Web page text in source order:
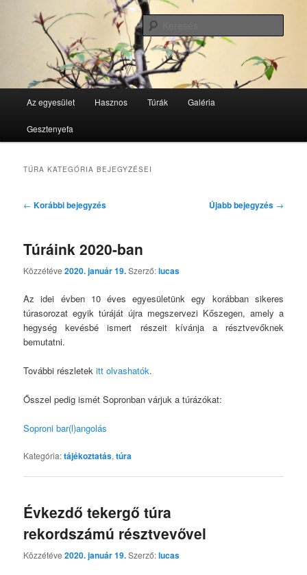
másodlagos
GesztenyeKék
GesztenyeKék Természetbarát Egyesület honlapja
Az egyesület Hasznos Túrák Galéria
Gesztenyefa
TÚRA KATEGÓRIA BEJEGYZÉSEI
Bejegyzés
← Korábbi bejegyzés Újabb bejegyzés →
Túráink 2020-ban
Közzétéve2020. január 19.Szerző:lucas
Az idei évben 10 éves egyesületünk egy korábban sikeres
túrasorozat egyik túráját újra megszervezi Kőszegen, amely a
hegység kevésbé ismert részeit kívánja a résztvevőknek
bemutatni.
További részletekitt olvashatók.
Ősszel pedig ismét Sopronban várjuk a túrázókat:
Soproni bar(l)angolás
Kategória:tájékoztatás,túra
Évkezdő tekergő túra
rekordszámú résztvevővel
Közzétéve2020. január 19.Szerző:lucas